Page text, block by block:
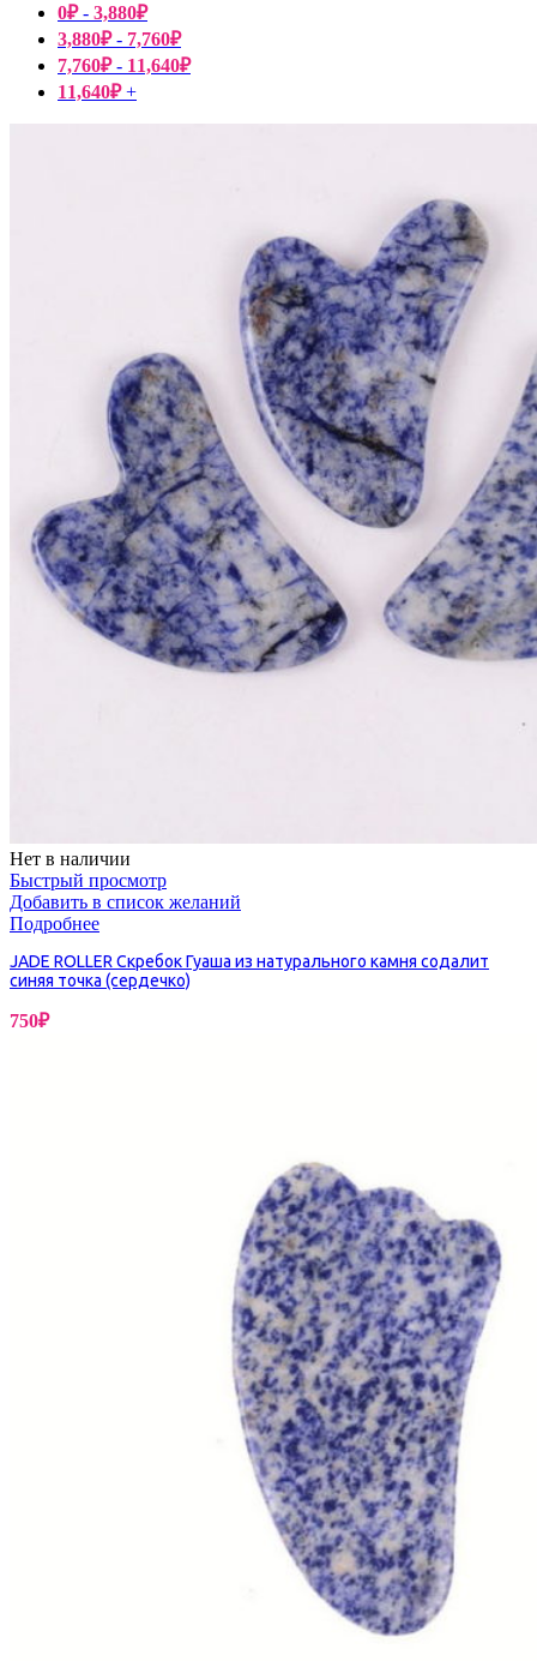
0₽- 3,880₽
3,880₽- 7,760₽
7,760₽- 11,640₽
11,640₽+
Нет в наличии
Быстрый просмотр
Добавить в список желаний
Подробнее
JADE ROLLER Скребок Гуаша из натурального камня содалит
синяя точка (сердечко)
750₽